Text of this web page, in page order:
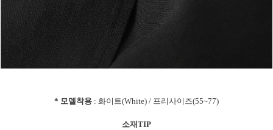
* 모델착용 : 화이트(White) / 프리사이즈(55~77)
소재TIP